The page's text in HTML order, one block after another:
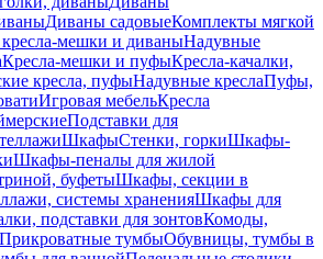
Диваны садовыеКомплекты мягкой
кресла-мешки и диваныНадувные
Кресла-мешки и пуфыКресла-качалки,
кресла, пуфыНадувные креслаПуфы,
Игровая мебельКресла
Подставки для
ШкафыСтенки, горкиШкафы-
Шкафы-пеналы для жилой
буфетыШкафы, секции в
системы храненияШкафы для
подставки для зонтовКомоды,
Прикроватные тумбыОбувницы, тумбы в